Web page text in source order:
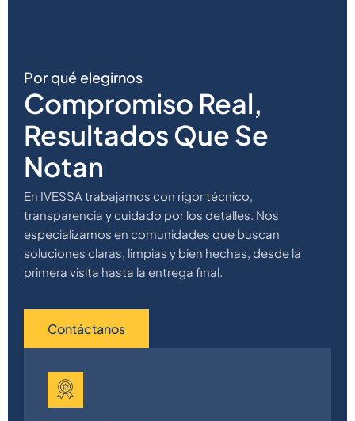
Por qué elegirnos
Compromiso Real,
Resultados Que Se
Notan
En IVESSA trabajamos con rigor técnico,
transparencia y cuidado por los detalles. Nos
especializamos en comunidades que buscan
soluciones claras, limpias y bien hechas, desde la
primera visita hasta la entrega final.
Contáctanos